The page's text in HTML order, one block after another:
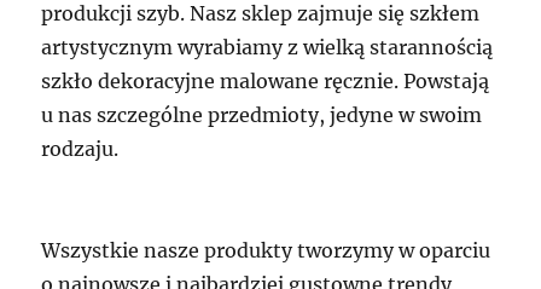
produkcji szyb. Nasz sklep zajmuje się szkłem
artystycznym wyrabiamy z wielką starannością
szkło dekoracyjne malowane ręcznie. Powstają
u nas szczególne przedmioty, jedyne w swoim
rodzaju.
Wszystkie nasze produkty tworzymy w oparciu
o najnowsze i najbardziej gustowne trendy